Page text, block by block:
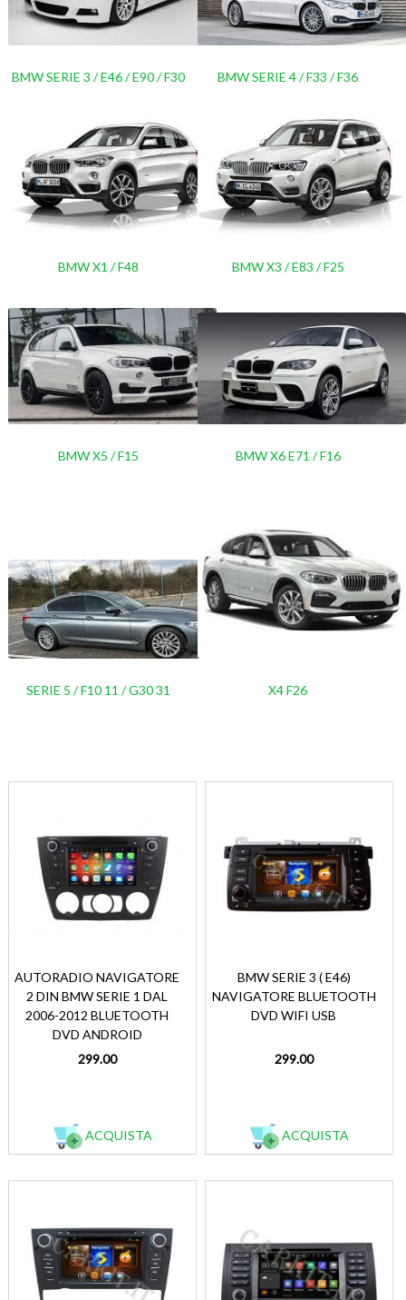
BMW SERIE 3 / E46 / E90 / F30 BMW SERIE 4 / F33 / F36
BMW X1 / F48 BMW X3 / E83 / F25
BMW X5 / F15 BMW X6 E71 / F16
SERIE 5 / F10 11 / G30 31 X4 F26
AUTORADIO NAVIGATORE
2 DIN BMW SERIE 1 DAL
2006-2012 BLUETOOTH
DVD ANDROID
299.00
ACQUISTA
BMW SERIE 3 ( E46)
NAVIGATORE BLUETOOTH
DVD WIFI USB
299.00
ACQUISTA